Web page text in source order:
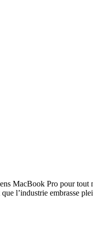
MacBook Pro pour
l’industrie embrasse